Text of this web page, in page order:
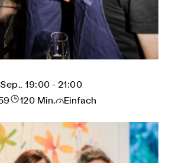
19:00 - 21:00
120 Min.
Einfach